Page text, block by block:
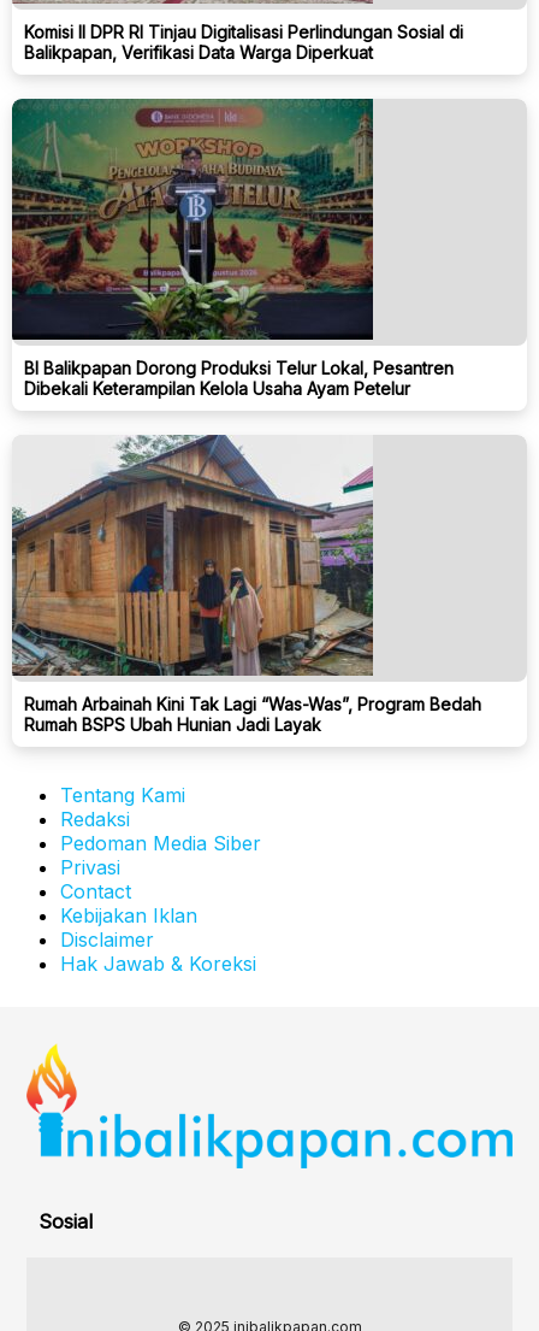
Komisi II DPR RI Tinjau Digitalisasi Perlindungan Sosial di
Balikpapan, Verifikasi Data Warga Diperkuat
BI Balikpapan Dorong Produksi Telur Lokal, Pesantren
Dibekali Keterampilan Kelola Usaha Ayam Petelur
Rumah Arbainah Kini Tak Lagi “Was-Was”, Program Bedah
Rumah BSPS Ubah Hunian Jadi Layak
Tentang Kami
Redaksi
Pedoman Media Siber
Privasi
Contact
Kebijakan Iklan
Disclaimer
Hak Jawab & Koreksi
Sosial
© 2025 inibalikpapan.com